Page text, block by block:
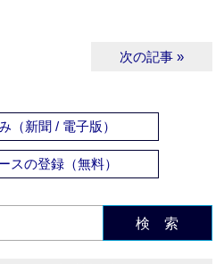
次の記事 »
（新聞 / 電子版）
スの登録（無料）
検 索